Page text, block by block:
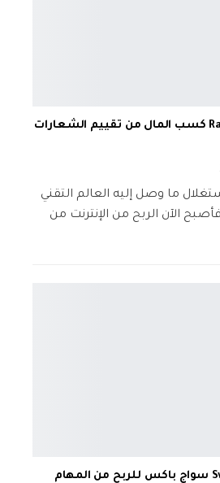
الربح من موقع Rateglo كسب المال من تقييم الشعارات
ما وصل إليه العالم التقني
الآن الربح من الإنترنت من
شرح موقع Swagbucks سواج باكس للربح من المهام